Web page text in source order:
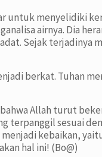
menyelidiki
airnya. Dia
Sejak
berkat. Tuhan
Allah turut
sesuai
kebaikan,
hal ini! (Bo@)